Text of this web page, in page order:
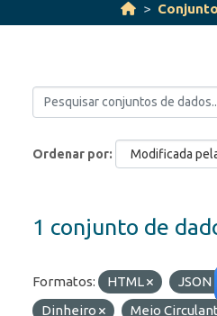
Ordenar por
1 conjunto de
Formatos: HTML JSON
Dinheiro
Meio